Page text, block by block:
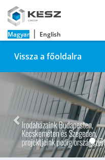
Magyar | English
Vissza a főoldalra
Previous